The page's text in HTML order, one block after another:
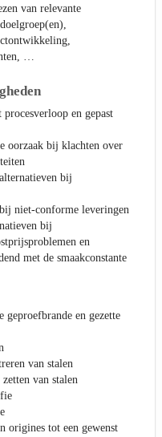
van relevante
…
en gepast
oorzaak bij klachten over
bij
niet-conforme leveringen
bij
en
met de smaakconstante
geproefbrande en gezette
van stalen
van stalen
origines tot een gewenst